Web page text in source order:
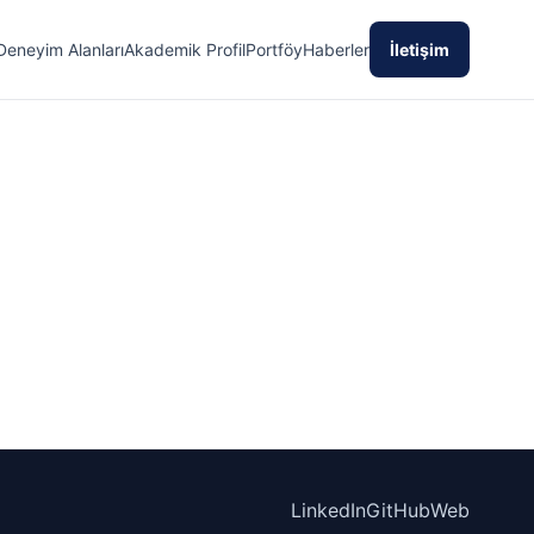
AlanlarıAkademik ProfilPortföyHaberler İletişim
LinkedInGitHubWeb